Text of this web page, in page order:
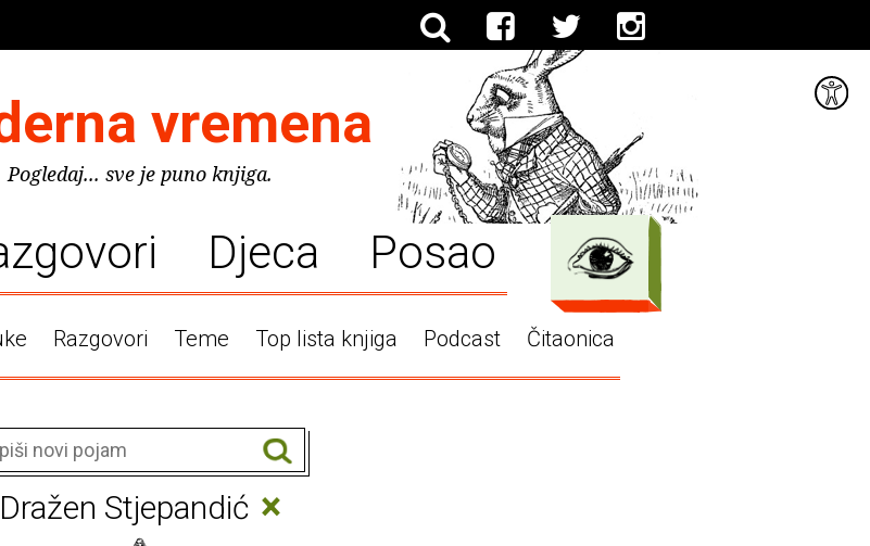
vremena
Pogledaj... sve je puno knjiga.
Djeca Posao
Razgovori Teme Top lista knjiga Podcast Čitaonica
Dražen Stjepandić ×